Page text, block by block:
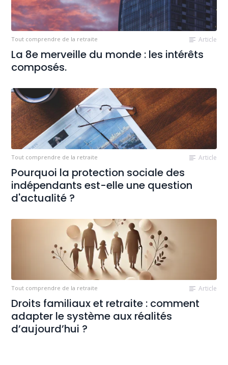
Tout comprendre de la retraite Article
La 8e merveille du monde : les intérêts
composés.
Tout comprendre de la retraite Article
Pourquoi la protection sociale des
indépendants est-elle une question
d'actualité ?
Tout comprendre de la retraite Article
Droits familiaux et retraite : comment
adapter le système aux réalités
d’aujourd’hui ?